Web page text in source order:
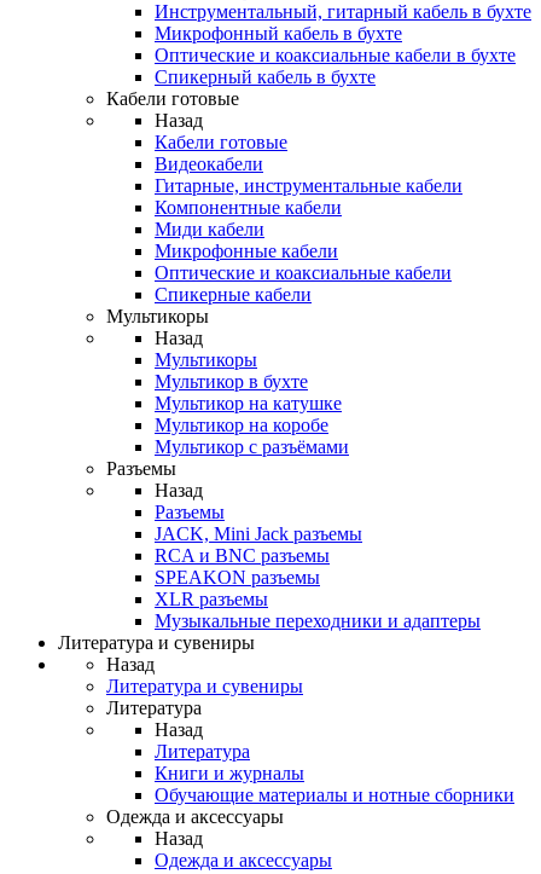
Инструментальный, гитарный кабель в бухте
Микрофонный кабель в бухте
Оптические и коаксиальные кабели в бухте
Спикерный кабель в бухте
Кабели готовые
Назад
Кабели готовые
Видеокабели
Гитарные, инструментальные кабели
Компонентные кабели
Миди кабели
Микрофонные кабели
Оптические и коаксиальные кабели
Спикерные кабели
Мультикоры
Назад
Мультикоры
Мультикор в бухте
Мультикор на катушке
Мультикор на коробе
Мультикор с разъёмами
Разъемы
Назад
Разъемы
JACK, Mini Jack разъемы
RCA и BNC разъемы
SPEAKON разъемы
XLR разъемы
Музыкальные переходники и адаптеры
Литература и сувениры
Назад
Литература и сувениры
Литература
Назад
Литература
Книги и журналы
Обучающие материалы и нотные сборники
Одежда и аксессуары
Назад
Одежда и аксессуары